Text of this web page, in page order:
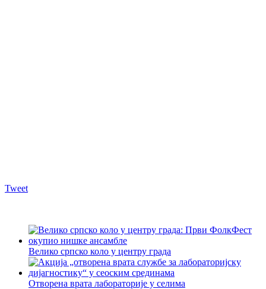
Tweet
Велико српско коло у центру града
Oтворена врата лабораторије у селима